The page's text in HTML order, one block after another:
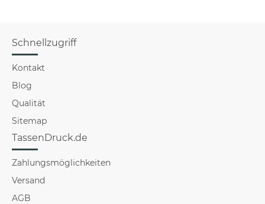
Schnellzugriff
Kontakt
Blog
Qualität
Sitemap
TassenDruck.de
Zahlungsmöglichkeiten
Versand
AGB